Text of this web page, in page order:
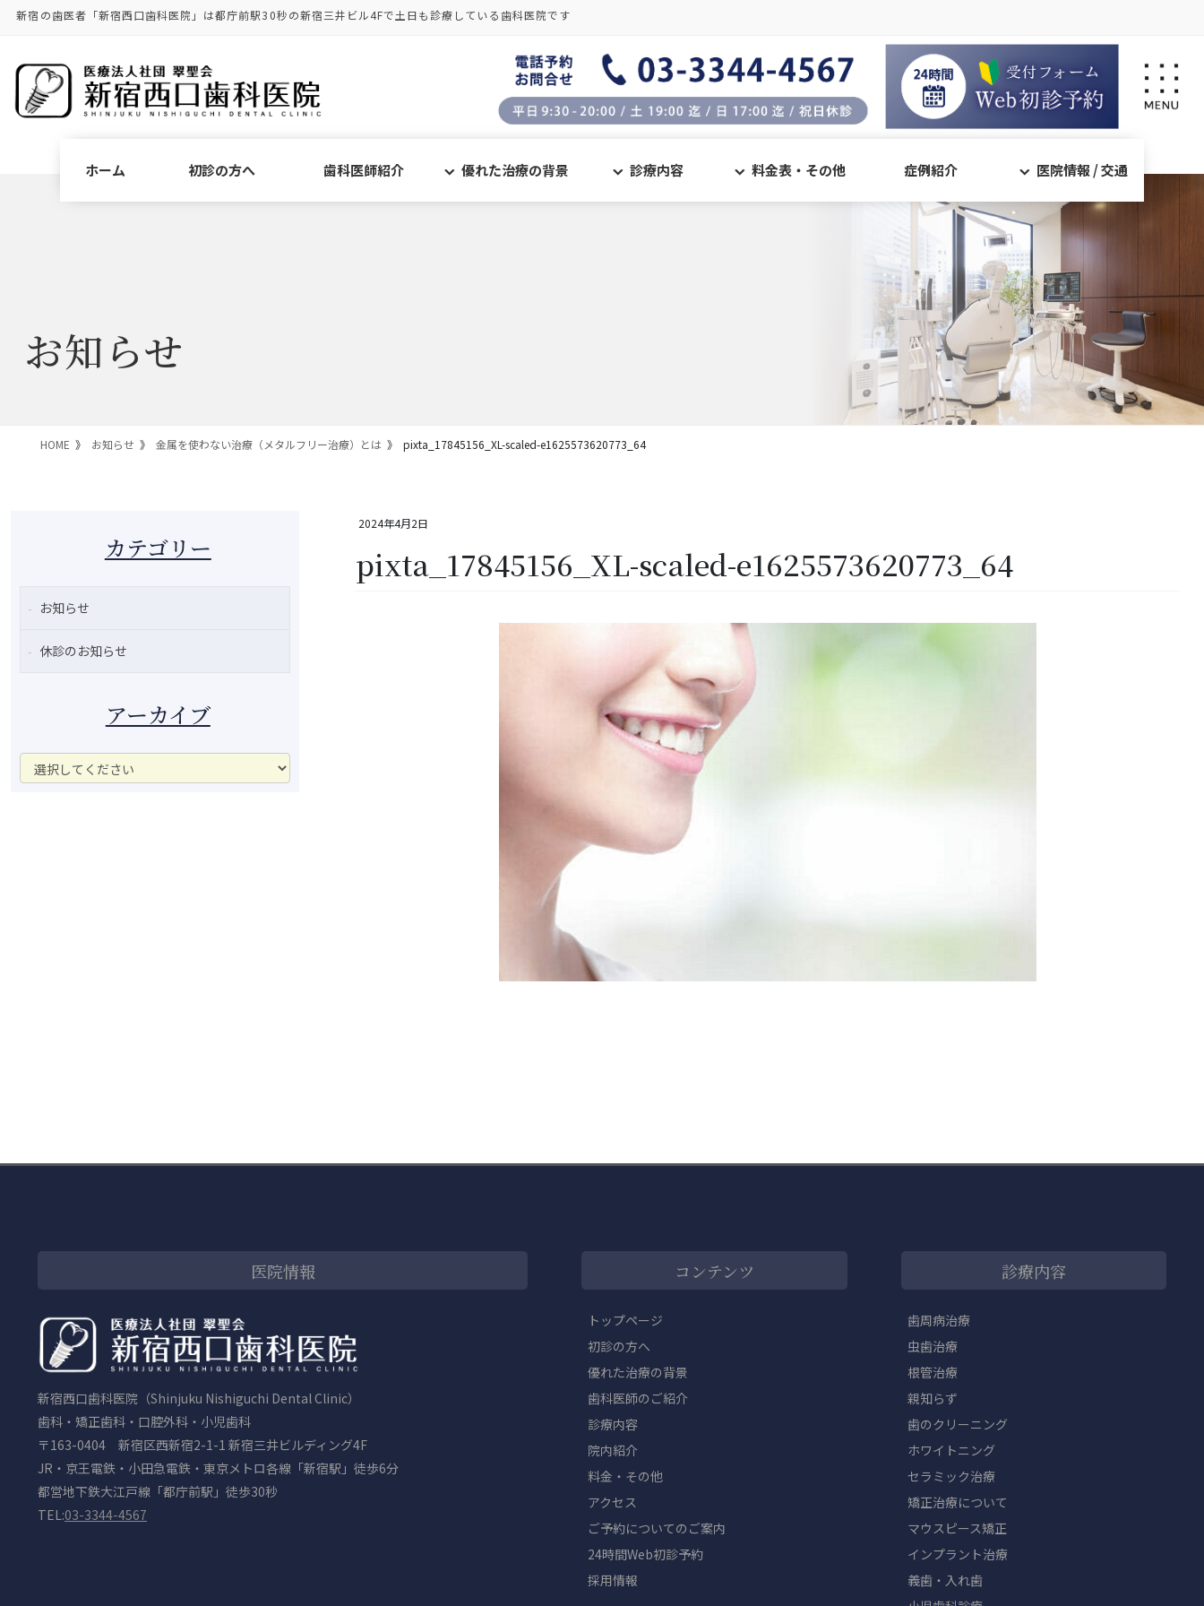
新宿の歯医者「新宿西口歯科医院」は都庁前駅30秒の新宿三井ビル4Fで土日も診療している歯科医院です
ホーム 初診の方へ 歯科医師紹介 優れた治療の背景 診療内容 料金表・その他 症例紹介 医院情報 / 交通
お知らせ
HOME お知らせ 金属を使わない治療（メタルフリー治療）とは pixta_17845156_XL-scaled-e1625573620773_64
2024年4月2日
pixta_17845156_XL-scaled-e1625573620773_64
カテゴリー
お知らせ
休診のお知らせ
アーカイブ
医院情報
新宿西口歯科医院（Shinjuku Nishiguchi Dental Clinic）
歯科・矯正歯科・口腔外科・小児歯科
〒163-0404 新宿区西新宿2-1-1 新宿三井ビルディング4F
JR・京王電鉄・小田急電鉄・東京メトロ各線「新宿駅」徒歩6分
都営地下鉄大江戸線「都庁前駅」徒歩30秒
TEL:03-3344-4567
コンテンツ
トップページ
初診の方へ
優れた治療の背景
歯科医師のご紹介
診療内容
院内紹介
料金・その他
アクセス
ご予約についてのご案内
24時間Web初診予約
採用情報
診療内容
歯周病治療
虫歯治療
根管治療
親知らず
歯のクリーニング
ホワイトニング
セラミック治療
矯正治療について
マウスピース矯正
インプラント治療
義歯・入れ歯